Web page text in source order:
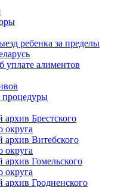
ребенка за пределы
уплате алиментов
Брестского
округа
архив Витебского
округа
Гомельского
округа
Гродненского